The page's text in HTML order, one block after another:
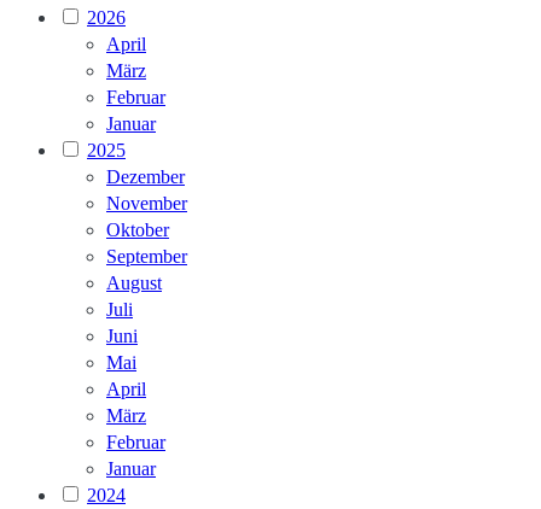
2026
April
März
Februar
Januar
2025
Dezember
November
Oktober
September
August
Juli
Juni
Mai
April
März
Februar
Januar
2024